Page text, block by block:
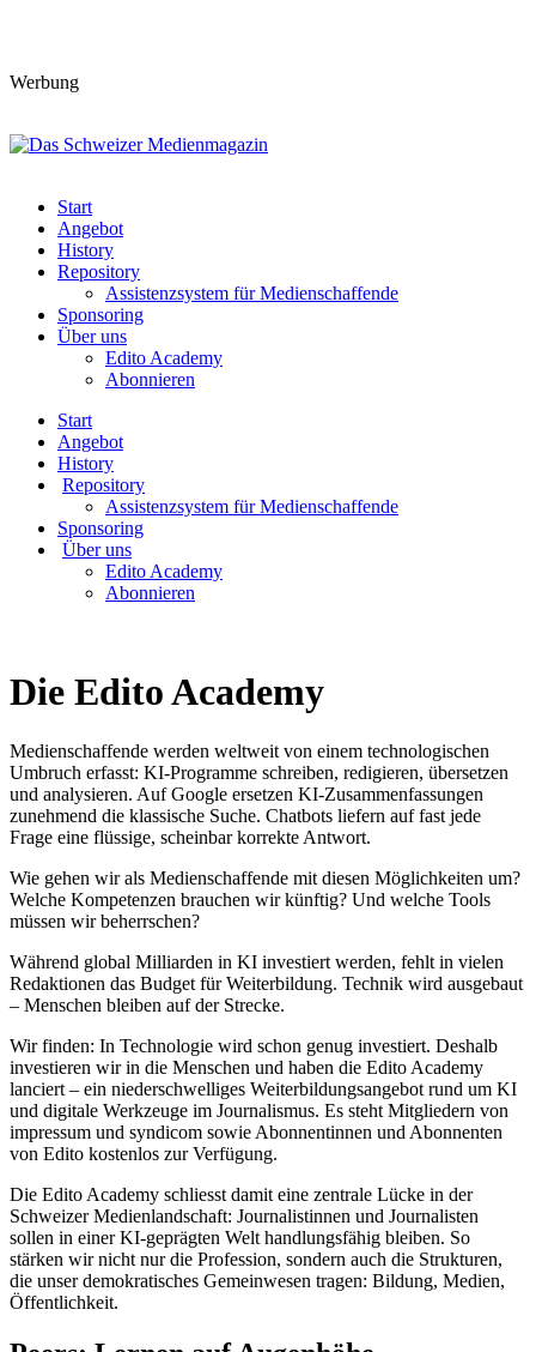
Werbung
Start
Angebot
History
Repository
Assistenzsystem für Medienschaffende
Sponsoring
Über uns
Edito Academy
Abonnieren
Start
Angebot
History
Repository
Assistenzsystem für Medienschaffende
Sponsoring
Über uns
Edito Academy
Abonnieren
Die Edito Academy
Medienschaffende werden weltweit von einem technologischen
Umbruch erfasst: KI-Programme schreiben, redigieren, übersetzen
und analysieren. Auf Google ersetzen KI-Zusammenfassungen
zunehmend die klassische Suche. Chatbots liefern auf fast jede
Frage eine flüssige, scheinbar korrekte Antwort.
Wie gehen wir als Medienschaffende mit diesen Möglichkeiten um?
Welche Kompetenzen brauchen wir künftig? Und welche Tools
müssen wir beherrschen?
Während global Milliarden in KI investiert werden, fehlt in vielen
Redaktionen das Budget für Weiterbildung. Technik wird ausgebaut
– Menschen bleiben auf der Strecke.
Wir finden: In Technologie wird schon genug investiert. Deshalb
investieren wir in die Menschen und haben die Edito Academy
lanciert – ein niederschwelliges Weiterbildungsangebot rund um KI
und digitale Werkzeuge im Journalismus. Es steht Mitgliedern von
impressum und syndicom sowie Abonnentinnen und Abonnenten
von Edito kostenlos zur Verfügung.
Die Edito Academy schliesst damit eine zentrale Lücke in der
Schweizer Medienlandschaft: Journalistinnen und Journalisten
sollen in einer KI-geprägten Welt handlungsfähig bleiben. So
stärken wir nicht nur die Profession, sondern auch die Strukturen,
die unser demokratisches Gemeinwesen tragen: Bildung, Medien,
Öffentlichkeit.